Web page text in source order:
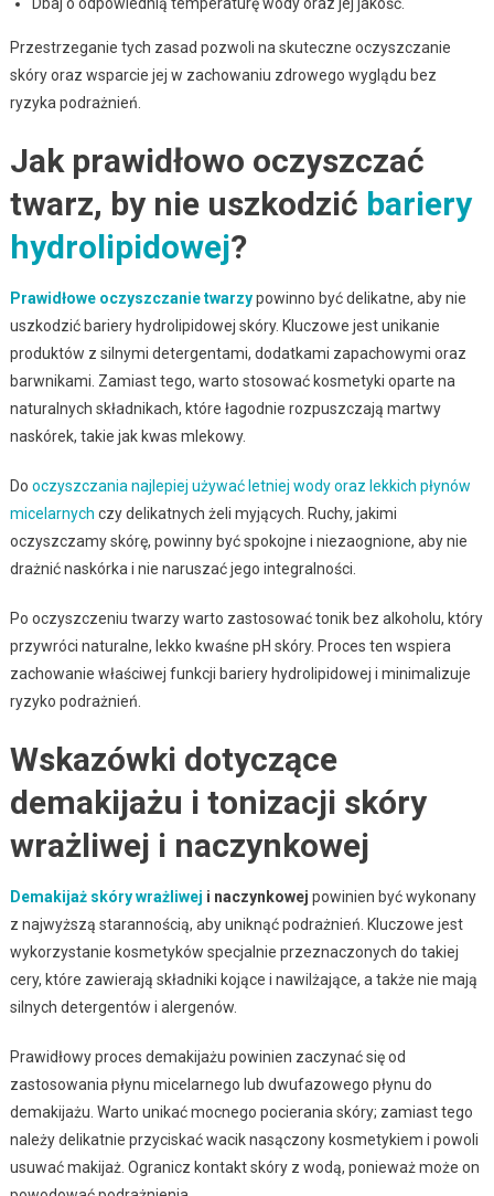
Przestrzeganie tych zasad pozwoli na skuteczne oczyszczanie
skóry oraz wsparcie jej w zachowaniu zdrowego wyglądu bez
ryzyka podrażnień.
Jak prawidłowo oczyszczać
twarz, by nie uszkodzić bariery
hydrolipidowej?
Prawidłowe oczyszczanie twarzypowinno być delikatne, aby nie
uszkodzić bariery hydrolipidowej skóry. Kluczowe jest unikanie
produktów z silnymi detergentami, dodatkami zapachowymi oraz
barwnikami. Zamiast tego, warto stosować kosmetyki oparte na
naturalnych składnikach, które łagodnie rozpuszczają martwy
naskórek, takie jak kwas mlekowy.
Do oczyszczania najlepiej używać letniej wody oraz lekkich płynów
micelarnych czy delikatnych żeli myjących. Ruchy, jakimi
oczyszczamy skórę, powinny być spokojne i niezaognione, aby nie
drażnić naskórka i nie naruszać jego integralności.
Po oczyszczeniu twarzy warto zastosować tonik bez alkoholu, który
przywróci naturalne, lekko kwaśne pH skóry. Proces ten wspiera
zachowanie właściwej funkcji bariery hydrolipidowej i minimalizuje
ryzyko podrażnień.
Wskazówki dotyczące
demakijażu i tonizacji skóry
wrażliwej i naczynkowej
Demakijaż skóry wrażliwej i naczynkowej powinien być wykonany
z najwyższą starannością, aby uniknąć podrażnień. Kluczowe jest
wykorzystanie kosmetyków specjalnie przeznaczonych do takiej
cery, które zawierają składniki kojące i nawilżające, a także nie mają
silnych detergentów i alergenów.
Prawidłowy proces demakijażu powinien zaczynać się od
zastosowania płynu micelarnego lub dwufazowego płynu do
demakijażu. Warto unikać mocnego pocierania skóry; zamiast tego
należy delikatnie przyciskać wacik nasączony kosmetykiem i powoli
usuwać makijaż. Ogranicz kontakt skóry z wodą, ponieważ może on